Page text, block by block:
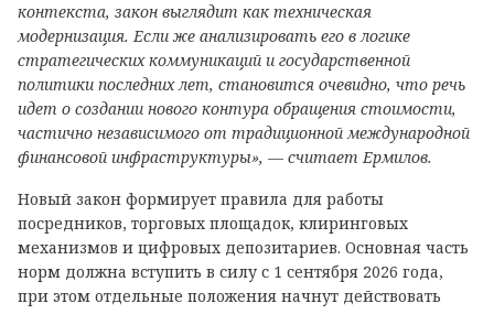
контекста, закон выглядит как техническая
модернизация. Если же анализировать его в логике
стратегических коммуникаций и государственной
политики последних лет, становится очевидно, что речь
идет о создании нового контура обращения стоимости,
частично независимого от традиционной международной
финансовой инфраструктуры», — считает Ермилов.
Новый закон формирует правила для работы
посредников, торговых площадок, клиринговых
механизмов и цифровых депозитариев. Основная часть
норм должна вступить в силу с 1 сентября 2026 года,
при этом отдельные положения начнут действовать